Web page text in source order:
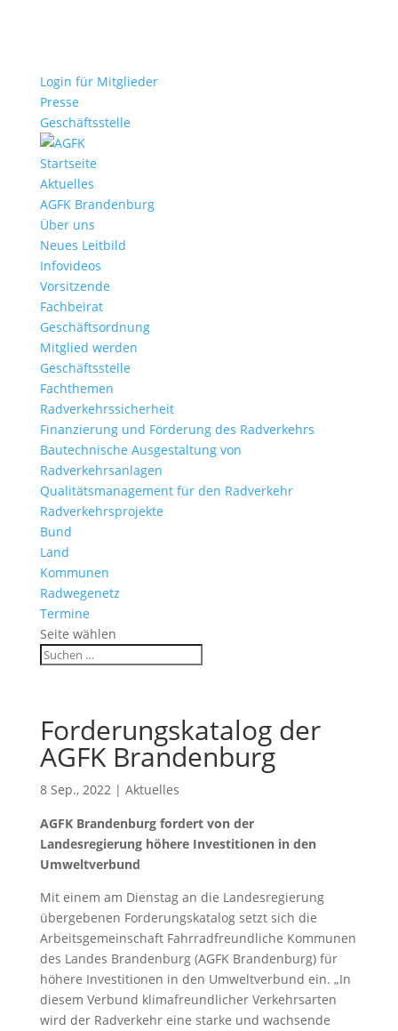
Login für Mitglieder
Presse
Geschäftsstelle
Startseite
Aktuelles
AGFK Brandenburg
Über uns
Neues Leitbild
Infovideos
Vorsitzende
Fachbeirat
Geschäftsordnung
Mitglied werden
Geschäftsstelle
Fachthemen
Radverkehrssicherheit
Finanzierung und Förderung des Radverkehrs
Bautechnische Ausgestaltung von
Radverkehrsanlagen
Qualitätsmanagement für den Radverkehr
Radverkehrsprojekte
Bund
Land
Kommunen
Radwegenetz
Termine
Seite wählen
Forderungskatalog der
AGFK Brandenburg
8 Sep., 2022| Aktuelles
AGFK Brandenburg fordert von der
Landesregierung höhere Investitionen in den
Umweltverbund
Mit einem am Dienstag an die Landesregierung
übergebenen Forderungskatalog setzt sich die
Arbeitsgemeinschaft Fahrradfreundliche Kommunen
des Landes Brandenburg (AGFK Brandenburg) für
höhere Investitionen in den Umweltverbund ein. „In
diesem Verbund klimafreundlicher Verkehrsarten
wird der Radverkehr eine starke und wachsende